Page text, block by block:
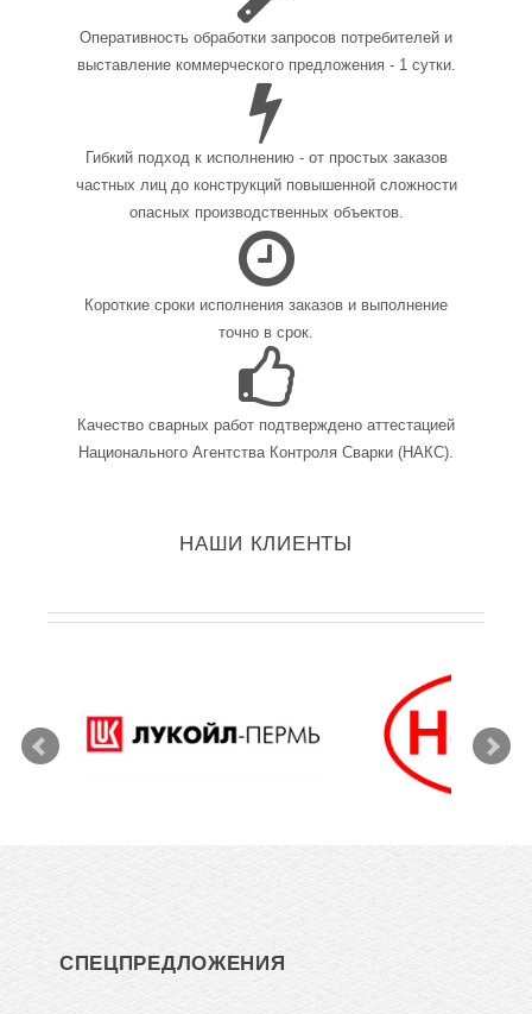
Оперативность обработки запросов потребителей и
выставление коммерческого предложения - 1 сутки.
Гибкий подход к исполнению - от простых заказов
частных лиц до конструкций повышенной сложности
опасных производственных объектов.
Короткие сроки исполнения заказов и выполнение
точно в срок.
Качество сварных работ подтверждено аттестацией
Национального Агентства Контроля Сварки (НАКС).
НАШИ КЛИЕНТЫ
СПЕЦПРЕДЛОЖЕНИЯ